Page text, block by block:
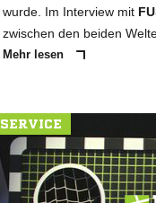
wurde. Im Interview mit
zwischen den beiden
Mehr lesen
SERVICE